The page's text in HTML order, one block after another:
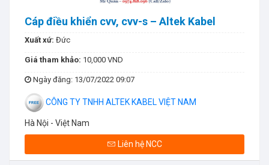
Cáp điều khiển cvv, cvv-s – Altek Kabel
Xuất xứ: Đức
Giá tham khảo: 10,000 VND
Ngày đăng: 13/07/2022 09:07
CÔNG TY TNHH ALTEK KABEL VIỆT NAM
Hà Nội - Việt Nam
Liên hệ NCC